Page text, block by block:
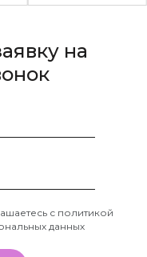
на
с политикой
данных